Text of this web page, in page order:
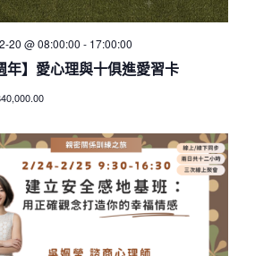
年】愛心理與十俱進愛習卡
20 @ 08:00:00 - 17:00:00